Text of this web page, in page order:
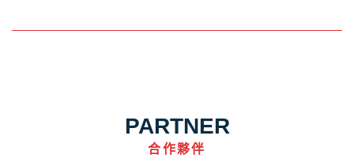
PARTNER
合作夥伴